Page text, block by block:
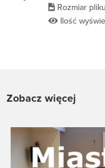
Rozmiar
Ilość
Zobacz więcej